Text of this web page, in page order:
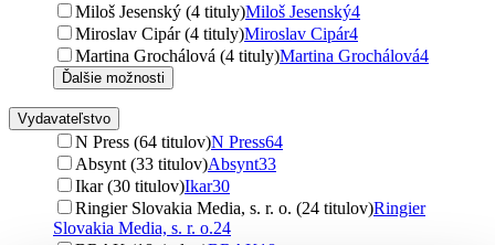
Miloš Jesenský (4 tituly)Miloš Jesenský4
Miroslav Cipár (4 tituly)Miroslav Cipár4
Martina Grochálová (4 tituly)Martina Grochálová4
Ďalšie možnosti
Vydavateľstvo
N Press (64 titulov)N Press64
Absynt (33 titulov)Absynt33
Ikar (30 titulov)Ikar30
Ringier Slovakia Media, s. r. o. (24 titulov)Ringier
Slovakia Media, s. r. o.24